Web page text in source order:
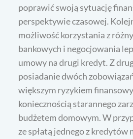
poprawić swoją sytuację
perspektywie czasowej.
możliwość korzystania z
bankowych i negocjowania
umowy na drugi kredyt. Z
posiadanie dwóch
większym ryzykiem
koniecznością starannego
budżetem domowym. W
ze spłatą jednego z kredytów